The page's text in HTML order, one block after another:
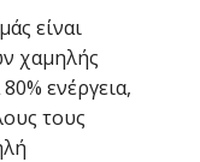
είναι
χαμηλής
ενέργεια,
τους